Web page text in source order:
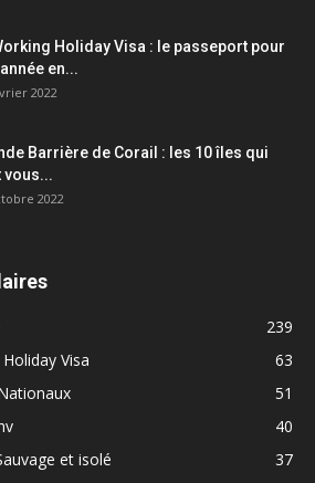
Holiday Visa : le passeport pour
en...
2022
Barrière de Corail : les 10 îles qui
vous...
2022
239
Visa
63
51
40
et isolé
37